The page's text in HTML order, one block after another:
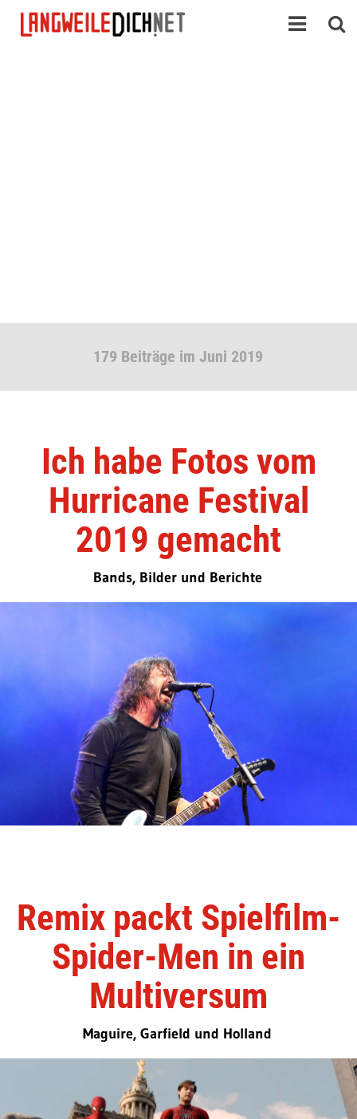
179 Beiträge im Juni 2019
Ich habe Fotos vom
Hurricane Festival
2019 gemacht
Bands, Bilder und Berichte
Remix packt Spielfilm-
Spider-Men in ein
Multiversum
Maguire, Garfield und Holland